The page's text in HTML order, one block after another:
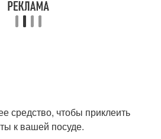
средство, чтобы приклеить
к вашей посуде.